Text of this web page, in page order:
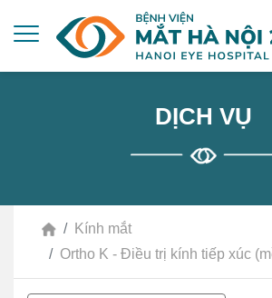
DỊCH VỤ
Kính mắt
Ortho K - Điều trị kính tiếp xúc